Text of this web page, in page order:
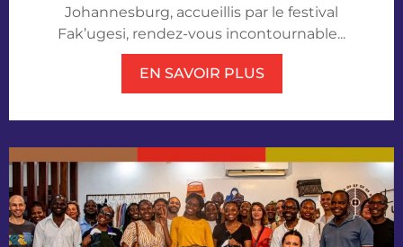
Johannesburg, accueillis par le festival
Fak’ugesi, rendez-vous incontournable...
EN SAVOIR PLUS